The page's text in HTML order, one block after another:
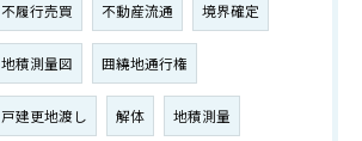
不履行売買 不動産流通 境界確定
地積測量図 囲繞地通行権
戸建更地渡し 解体 地積測量